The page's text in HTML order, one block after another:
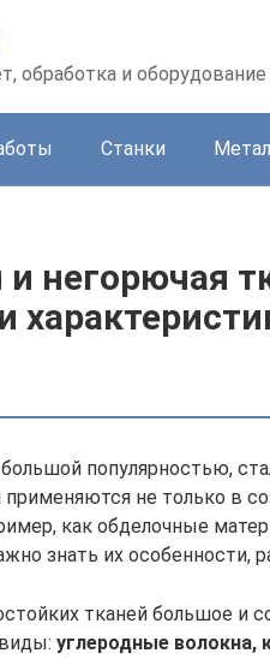
обработка и оборудование
Станки
и негорючая
популярностью,
применяются не только в
как обделочные
знать их особенности,
тканей большое и
углеродные волокна,